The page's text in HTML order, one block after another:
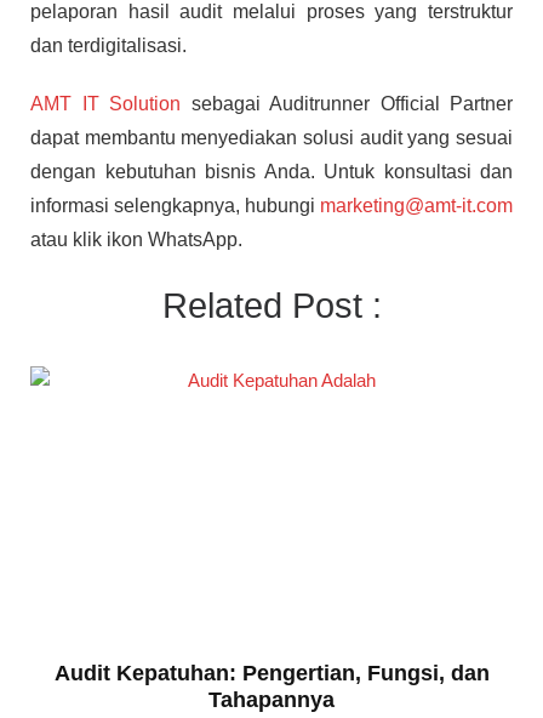
pelaporan hasil audit melalui proses yang terstruktur
dan terdigitalisasi.
AMT IT Solution sebagai Auditrunner Official Partner
dapat membantu menyediakan solusi audit yang sesuai
dengan kebutuhan bisnis Anda. Untuk konsultasi dan
informasi selengkapnya, hubungi marketing@amt-it.com
atau klik ikon WhatsApp.
Related Post :
Audit Kepatuhan: Pengertian, Fungsi, dan
Tahapannya